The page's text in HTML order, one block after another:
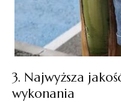
3. Najwyższa
wykonania